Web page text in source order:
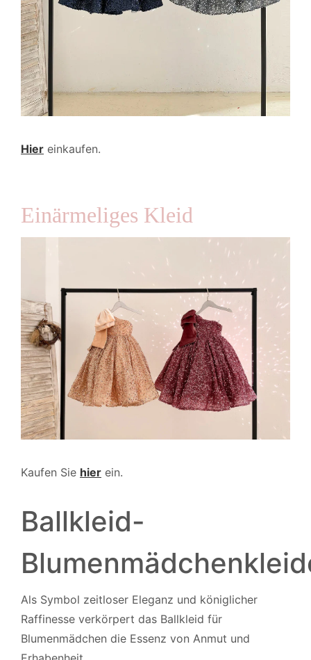
Hier einkaufen.
Einärmeliges Kleid
Kaufen Sie hier ein.
Ballkleid-
Als Symbol zeitloser Eleganz und königlicher
Raffinesse verkörpert das Ballkleid für
Blumenmädchen die Essenz von Anmut und